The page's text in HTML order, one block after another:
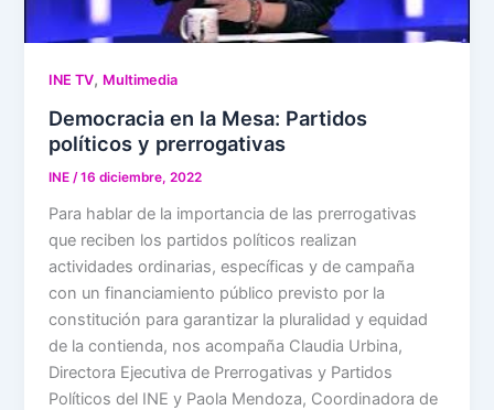
INE TV, Multimedia
Democracia en la Mesa: Partidos
políticos y prerrogativas
INE/16 diciembre, 2022
Para hablar de la importancia de las prerrogativas
que reciben los partidos políticos realizan
actividades ordinarias, específicas y de campaña
con un financiamiento público previsto por la
constitución para garantizar la pluralidad y equidad
de la contienda, nos acompaña Claudia Urbina,
Directora Ejecutiva de Prerrogativas y Partidos
Políticos del INE y Paola Mendoza, Coordinadora de